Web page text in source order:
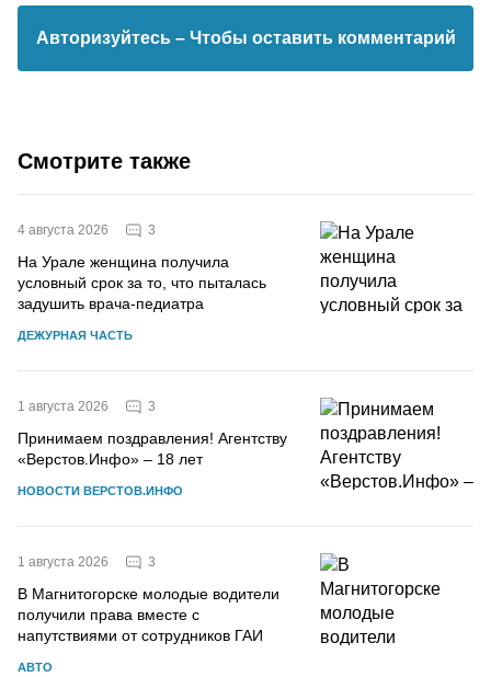
Авторизуйтесь – Чтобы оставить комментарий
Смотрите также
4 августа 2026 3
На Урале женщина получила
условный срок за то, что пыталась
задушить врача-педиатра
ДЕЖУРНАЯ ЧАСТЬ
1 августа 2026 3
Принимаем поздравления! Агентству
«Верстов.Инфо» – 18 лет
НОВОСТИ ВЕРСТОВ.ИНФО
1 августа 2026 3
В Магнитогорске молодые водители
получили права вместе с
напутствиями от сотрудников ГАИ
АВТО